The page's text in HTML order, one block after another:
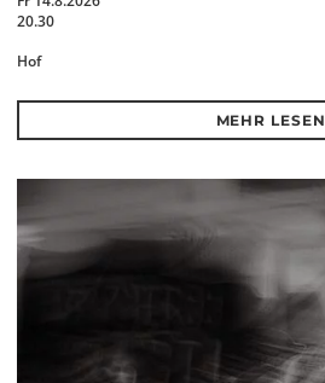
20.30
Hof
MEHR LESEN